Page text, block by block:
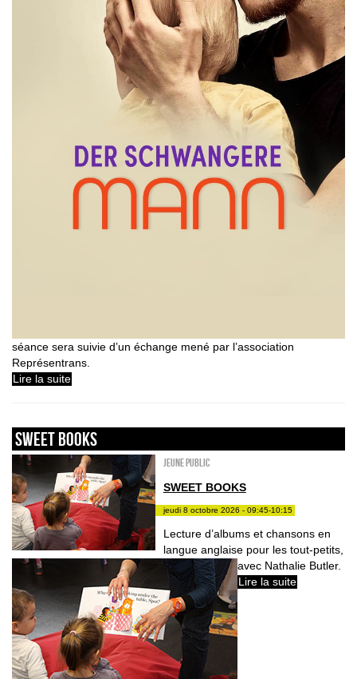
séance sera suivie d’un échange mené par l’association
Représentrans.
Lire la suite
sweet books
Jeune public
SWEET BOOKS
jeudi 8 octobre 2026 - 09:45-10:15
Lecture d’albums et chansons en
langue anglaise pour les tout-petits,
avec Nathalie Butler.
Lire la suite